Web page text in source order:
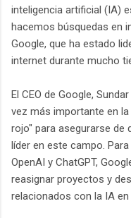
inteligencia artificial (IA)
hacemos búsquedas en
Google, que ha estado
internet durante mucho
El CEO de Google,
vez más importante en
rojo" para asegurarse de
líder en este campo.
OpenAI y ChatGPT,
reasignar proyectos y
relacionados con la IA